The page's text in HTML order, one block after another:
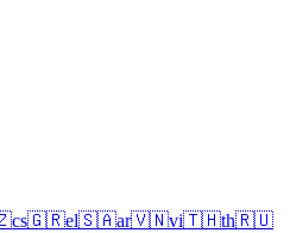
cs🇬🇷el🇸🇦ar🇻🇳vi🇹🇭th🇷🇺